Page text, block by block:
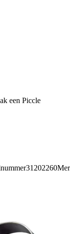
een Piccle
31202260